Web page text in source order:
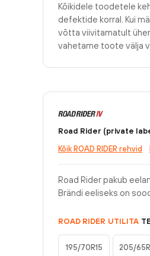
Kõikidele toodetele
defektide korral. Kui
võtta viivitamatult
vahetame toote välja
Road Rider (private
Kõik ROAD RIDER rehvid
Road Rider pakub
Brändi eeliseks on
ROAD RIDER UTILITA
195/70R15 205/